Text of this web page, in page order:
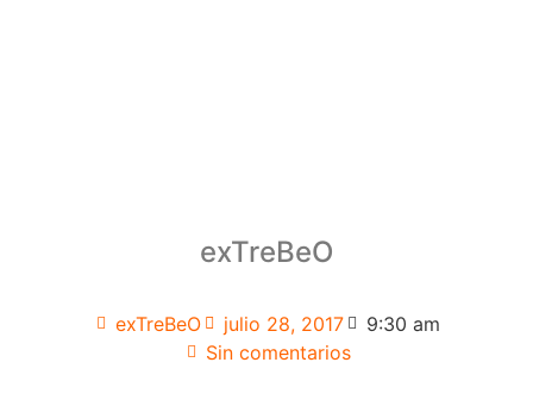
exTreBeO
exTreBeO julio 28, 2017
9:30 am
Sin comentarios